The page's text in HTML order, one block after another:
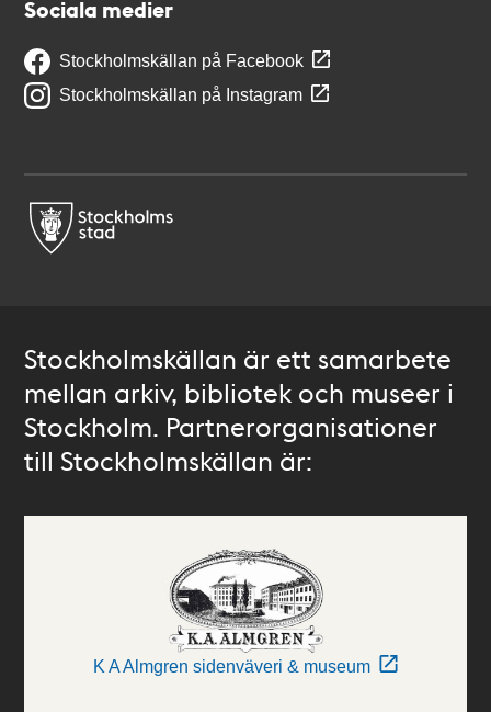
Sociala medier
Stockholmskällan på Facebook
Stockholmskällan på Instagram
Stockholmskällan är ett samarbete
mellan arkiv, bibliotek och museer i
Stockholm. Partnerorganisationer
till Stockholmskällan är:
K A Almgren sidenväveri & museum